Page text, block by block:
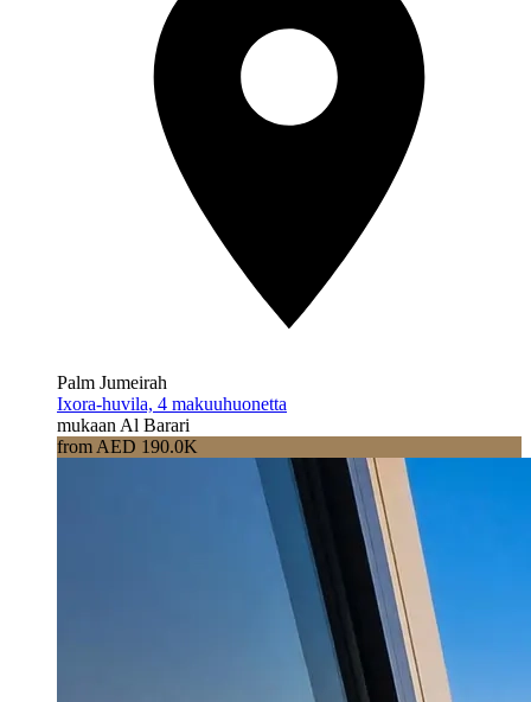
Palm Jumeirah
Ixora-huvila, 4 makuuhuonetta
mukaan Al Barari
from AED 190.0K